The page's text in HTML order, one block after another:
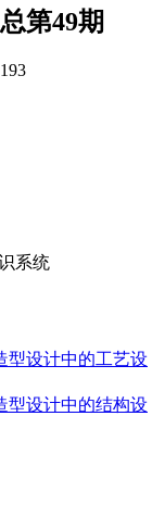
第49期
193
系统
型设计中的工艺设
型设计中的结构设